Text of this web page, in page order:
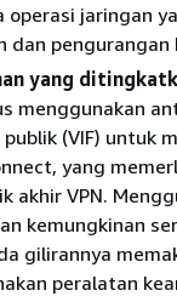
operasi jaringan
dan pengurangan
yang
menggunakan
(VIF) untuk
yang
akhir VPN.
kemungkinan
gilirannya
peralatan